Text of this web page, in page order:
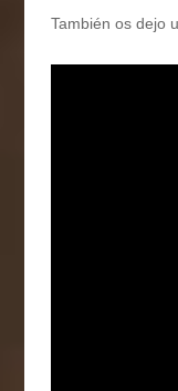
También os dejo